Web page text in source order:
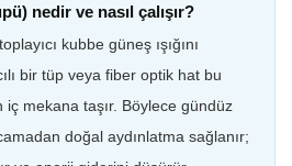
nedir ve nasıl çalışır?
kubbe güneş ışığını
bir tüp veya fiber optik hat bu
iç mekana taşır. Böylece gündüz
doğal aydınlatma sağlanır;